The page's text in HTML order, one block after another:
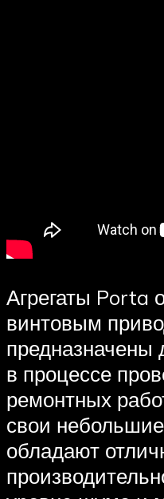
Агрегаты Porta
винтовым
предназначены
в процессе
ремонтных
свои
обладают